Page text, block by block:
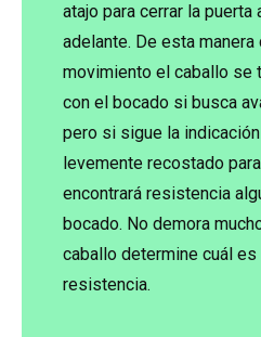
atajo para cerrar la puerta
adelante. De esta
movimiento el caballo se
con el bocado si busca
pero si sigue la
levemente recostado
encontrará resistencia
bocado. No demora
caballo determine cuál
resistencia.